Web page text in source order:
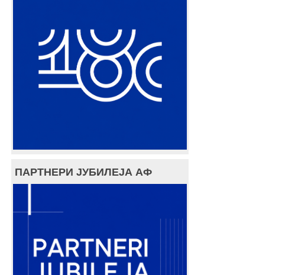
ПАРТНЕРИ ЈУБИЛЕЈА АФ